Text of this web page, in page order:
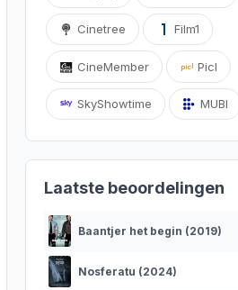
Cinetree Film1
CineMember Picl
SkyShowtime MUBI
Laatste beoordelingen
Baantjer het begin (2019)
Nosferatu (2024)